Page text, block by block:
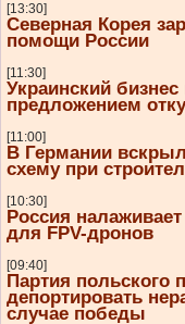
[13:30]
Северная Корея
помощи России
[11:30]
Украинский
предложением
[11:00]
В Германии
схему при
[10:30]
Россия
для FPV-дронов
[09:40]
Партия польского
депортировать
случае победы